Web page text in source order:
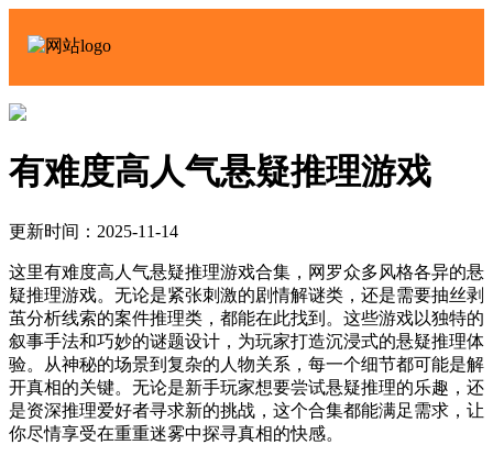
有难度高人气悬疑推理游戏
更新时间：2025-11-14
这里有难度高人气悬疑推理游戏合集，网罗众多风格各异的悬
疑推理游戏。无论是紧张刺激的剧情解谜类，还是需要抽丝剥
茧分析线索的案件推理类，都能在此找到。这些游戏以独特的
叙事手法和巧妙的谜题设计，为玩家打造沉浸式的悬疑推理体
验。从神秘的场景到复杂的人物关系，每一个细节都可能是解
开真相的关键。无论是新手玩家想要尝试悬疑推理的乐趣，还
是资深推理爱好者寻求新的挑战，这个合集都能满足需求，让
你尽情享受在重重迷雾中探寻真相的快感。